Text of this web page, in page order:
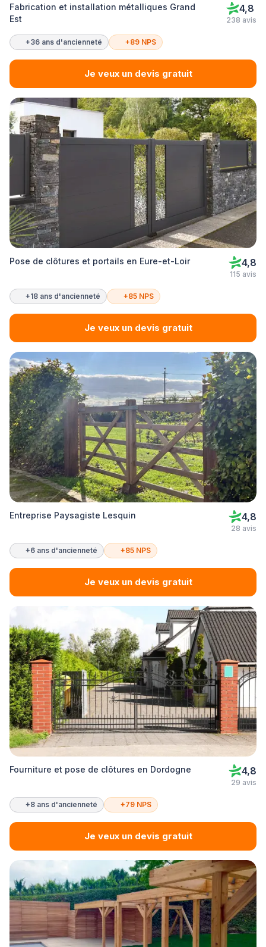
Fabrication et installation métalliques Grand
Est
4,8
238 avis
+36 ans d'ancienneté +89 NPS
Je veux un devis gratuit
Pose de clôtures et portails en Eure-et-Loir 4,8
115 avis
+18 ans d'ancienneté +85 NPS
Je veux un devis gratuit
Entreprise Paysagiste Lesquin 4,8
28 avis
+6 ans d'ancienneté +85 NPS
Je veux un devis gratuit
Fourniture et pose de clôtures en Dordogne 4,8
29 avis
+8 ans d'ancienneté +79 NPS
Je veux un devis gratuit